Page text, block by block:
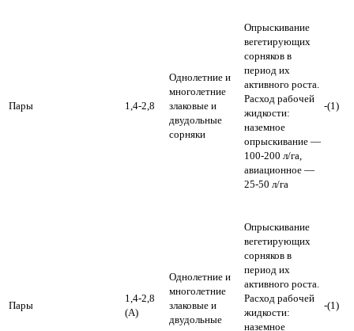
Пары 1,4-2,8
Однолетние и
многолетние
злаковые и
двудольные
сорняки
Опрыскивание
вегетирующих
сорняков в
период их
активного роста.
Расход рабочей
жидкости:
наземное
опрыскивание —
100-200 л/га,
авиационное —
25-50 л/га
-(1)
Пары
1,4-2,8
(А)
Однолетние и
многолетние
злаковые и
двудольные
Опрыскивание
вегетирующих
сорняков в
период их
активного роста.
Расход рабочей
жидкости:
наземное
-(1)